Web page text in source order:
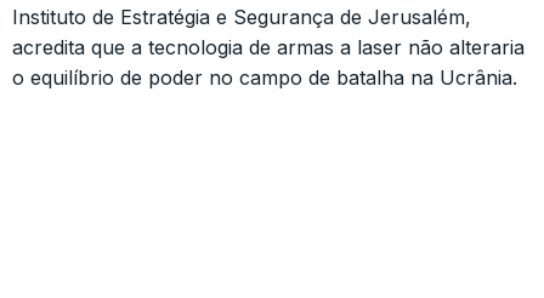
Instituto de Estratégia e Segurança de Jerusalém,
acredita que a tecnologia de armas a laser não alteraria
o equilíbrio de poder no campo de batalha na Ucrânia.